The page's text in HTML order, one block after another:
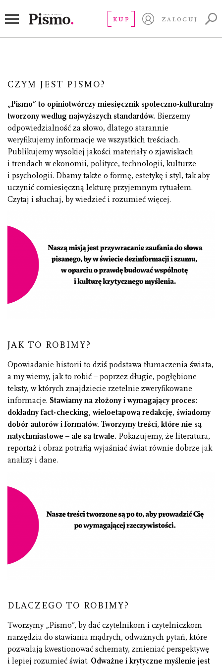
KUP ZALOGUJ
CZYM JEST PISMO?
„Pismo” to opiniotwórczy miesięcznik społeczno-kulturalny
tworzony według najwyższych standardów. Bierzemy
odpowiedzialność za słowo, dlatego starannie
weryfikujemy informacje we wszystkich treściach.
Publikujemy wysokiej jakości materiały o zjawiskach
i trendach w ekonomii, polityce, technologii, kulturze
i psychologii. Dbamy także o formę, estetykę i styl, tak aby
uczynić comiesięczną lekturę przyjemnym rytuałem.
Czytaj i słuchaj, by wiedzieć i rozumieć więcej.
JAK TO ROBIMY?
Opowiadanie historii to dziś podstawa tłumaczenia świata,
a my wiemy, jak to robić – poprzez długie, pogłębione
teksty, w których znajdziecie rzetelnie zweryfikowane
informacje. Stawiamy na złożony i wymagający proces:
dokładny fact-checking, wieloetapową redakcję, świadomy
dobór autorów i formatów. Tworzymy treści, które nie są
natychmiastowe – ale są trwałe. Pokazujemy, że literatura,
reportaż i obraz potrafią wyjaśniać świat równie dobrze jak
analizy i dane.
DLACZEGO TO ROBIMY?
Tworzymy „Pismo”, by dać czytelnikom i czytelniczkom
narzędzia do stawiania mądrych, odważnych pytań, które
pozwalają kwestionować schematy, zmieniać perspektywę
i lepiej rozumieć świat. Odważne i krytyczne myślenie jest